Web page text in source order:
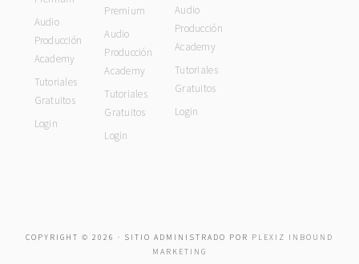
Audio
Producción
Academy
Tutoriales
Gratuitos
Login
Premium
Audio
Producción
Academy
Tutoriales
Gratuitos
Login
Audio
Producción
Academy
Tutoriales
Gratuitos
Login
COPYRIGHT © 2026 · SITIO ADMINISTRADO POR PLEXIZ INBOUND
MARKETING